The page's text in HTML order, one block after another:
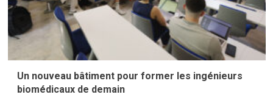
Un nouveau bâtiment pour former les ingénieurs
biomédicaux de demain